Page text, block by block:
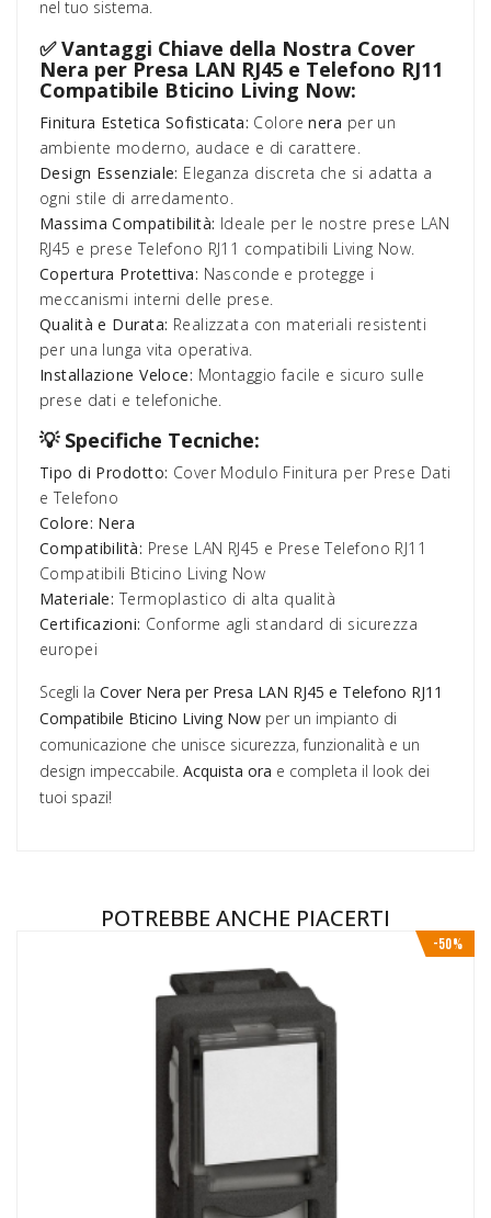
nel tuo sistema.
✅ Vantaggi Chiave della Nostra Cover
Nera per Presa LAN RJ45 e Telefono RJ11
Compatibile Bticino Living Now:
Finitura Estetica Sofisticata: Colorenera per un
ambiente moderno, audace e di carattere.
Design Essenziale: Eleganza discreta che si adatta a
ogni stile di arredamento.
Massima Compatibilità: Ideale per le nostre prese LAN
RJ45 e prese Telefono RJ11 compatibili Living Now.
Copertura Protettiva: Nasconde e protegge i
meccanismi interni delle prese.
Qualità e Durata: Realizzata con materiali resistenti
per una lunga vita operativa.
Installazione Veloce: Montaggio facile e sicuro sulle
prese dati e telefoniche.
💡 Specifiche Tecniche:
Tipo di Prodotto: Cover Modulo Finitura per Prese Dati
e Telefono
Colore: Nera
Compatibilità: Prese LAN RJ45 e Prese Telefono RJ11
Compatibili Bticino Living Now
Materiale: Termoplastico di alta qualità
Certificazioni: Conforme agli standard di sicurezza
europei
Scegli la Cover Nera per Presa LAN RJ45 e Telefono RJ11
Compatibile Bticino Living Now per un impianto di
comunicazione che unisce sicurezza, funzionalità e un
design impeccabile. Acquista ora e completa il look dei
tuoi spazi!
POTREBBE ANCHE PIACERTI
-50%